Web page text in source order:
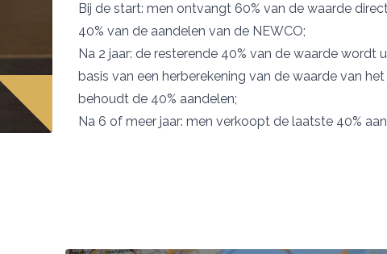
personaliseren, om functies voor social media te bieden en om
over uw gebruik van onze site met onze partners voor social
deze gegevens combineren met andere informatie die u aan ze
gebruik van hun services.
Bij de start: men ontvangt 60% van de waarde
40% van de aandelen van de NEWCO;
Na 2 jaar: de resterende 40% van de waarde wordt
basis van een herberekening van de waarde van het
behoudt de 40% aandelen;
Na 6 of meer jaar: men verkoopt de laatste 40%